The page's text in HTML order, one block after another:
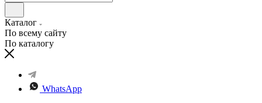
Каталог
По всему сайту
По каталогу
WhatsApp